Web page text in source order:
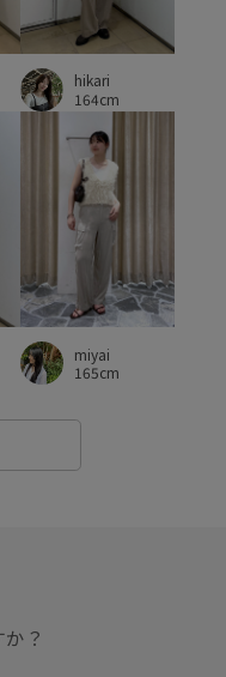
重ね付けもおすすめ
hikari
164cm
miyai
165cm
？